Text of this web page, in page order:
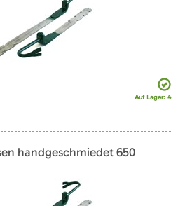
Auf Lager: 4
handgeschmiedet 650